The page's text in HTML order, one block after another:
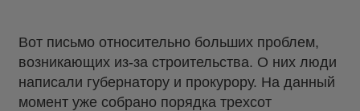
Вот письмо относительно больших проблем,
возникающих из-за строительства. О них люди
написали губернатору и прокурору. На данный
момент уже собрано порядка трехсот